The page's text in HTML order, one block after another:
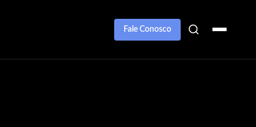
Fale Conosco